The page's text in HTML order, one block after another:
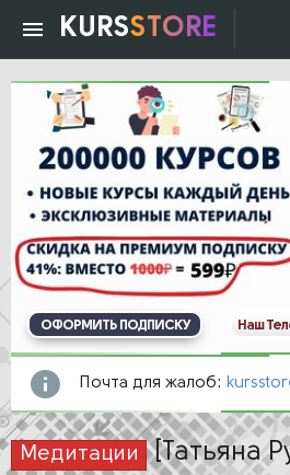
KURSSTORE
ОФОРМИТЬ ПОДПИСКУ Наш
Почта для жалоб:
Медитации [Татьяна